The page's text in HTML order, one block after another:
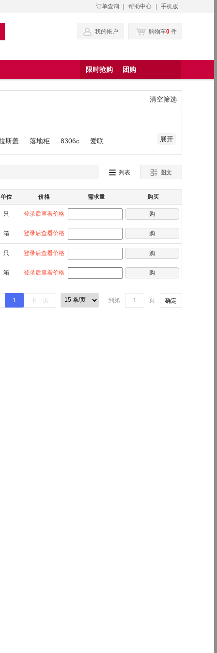
订单查询 帮助中心 手机版
购物车0 件
我的帐户
限时抢购 团购
清空筛选
斯盖 落地柜 8306c
爱联
展开
列表 图文
单位 价格 需求量 购买
只 登录后查看价格 购
箱 登录后查看价格 购
只 登录后查看价格 购
箱 登录后查看价格 购
1 下一页 到第 页 确定